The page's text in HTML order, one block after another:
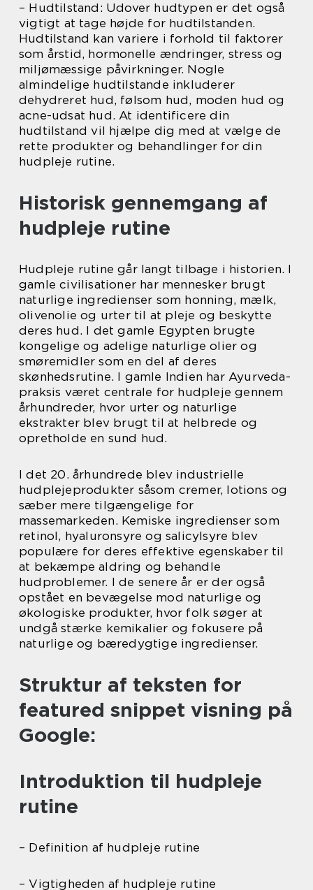
– Hudtilstand: Udover hudtypen er det også
vigtigt at tage højde for hudtilstanden.
Hudtilstand kan variere i forhold til faktorer
som årstid, hormonelle ændringer, stress og
miljømæssige påvirkninger. Nogle
almindelige hudtilstande inkluderer
dehydreret hud, følsom hud, moden hud og
acne-udsat hud. At identificere din
hudtilstand vil hjælpe dig med at vælge de
rette produkter og behandlinger for din
hudpleje rutine.
Historisk gennemgang af
hudpleje rutine
Hudpleje rutine går langt tilbage i historien. I
gamle civilisationer har mennesker brugt
naturlige ingredienser som honning, mælk,
olivenolie og urter til at pleje og beskytte
deres hud. I det gamle Egypten brugte
kongelige og adelige naturlige olier og
smøremidler som en del af deres
skønhedsrutine. I gamle Indien har Ayurveda-
praksis været centrale for hudpleje gennem
århundreder, hvor urter og naturlige
ekstrakter blev brugt til at helbrede og
opretholde en sund hud.
I det 20. århundrede blev industrielle
hudplejeprodukter såsom cremer, lotions og
sæber mere tilgængelige for
massemarkeden. Kemiske ingredienser som
retinol, hyaluronsyre og salicylsyre blev
populære for deres effektive egenskaber til
at bekæmpe aldring og behandle
hudproblemer. I de senere år er der også
opstået en bevægelse mod naturlige og
økologiske produkter, hvor folk søger at
undgå stærke kemikalier og fokusere på
naturlige og bæredygtige ingredienser.
Struktur af teksten for
featured snippet visning på
Google:
Introduktion til hudpleje
rutine
– Definition af hudpleje rutine
– Vigtigheden af hudpleje rutine